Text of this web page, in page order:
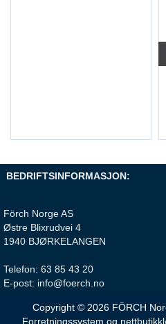
BEDRIFTSINFORMASJON:
Förch Norge AS
Østre Blixrudvei 4
1940 BJØRKELANGEN
Telefon: 63 85 43 20
E-post: info@foerch.no
Copyright © 2026 FÖRCH
Forretningssystem og